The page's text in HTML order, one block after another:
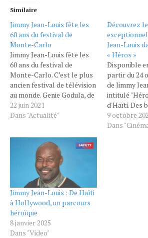
Similaire
Jimmy Jean-Louis fête les
60 ans du festival de
Monte-Carlo
Jimmy Jean-Louis fête les
60 ans du festival de
Monte-Carlo. C’est le plus
ancien festival de télévision
au monde. Genie Godula, de
notre canal anglophone,
est à Monaco pour cette
reçoit pour "À l’Affiche"
l’acteur Jimmy Jean-Louis,
avec qui elle coprésente la
cérémonie de clôture.
https://twitter.com/France24_fr/status/
s=19 Né en…
22 juin 2021
Dans "Actualité"
Découvrez
Jean-Louis
« Héros »
Disponible
partir du 24
de Jimmy
intitulé
d'Haïti. Des
Port-au-
9 octobre
Dans
Jimmy Jean-Louis : De Haïti
à Hollywood, un parcours
héroïque
8 janvier 2025
Dans "Video"